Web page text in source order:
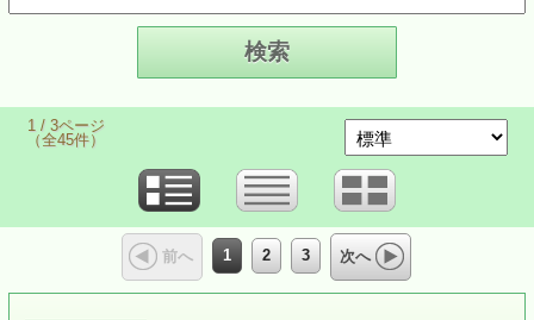
1 / 3ページ
（全45件）
前へ 1 2 3 次へ